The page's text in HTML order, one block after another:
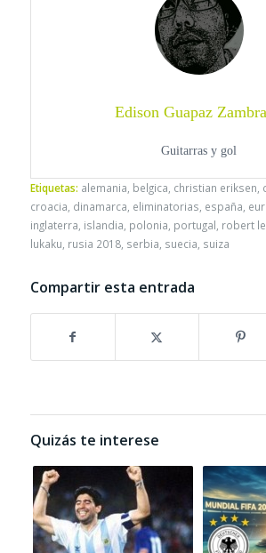
Edison Guapaz
Guitarras y gol
Etiquetas: alemania, belgica, christian eriksen,
croacia, dinamarca, eliminatorias, españa,
inglaterra, islandia, polonia, portugal, robert
lukaku, rusia 2018, serbia, suecia, suiza
Compartir esta entrada
Quizás te interese